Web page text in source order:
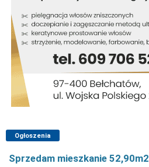
Ogłoszenia
Sprzedam mieszkanie 52,90m2